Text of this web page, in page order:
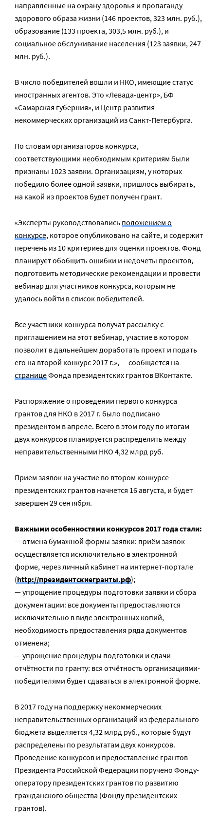
направленные на охрану здоровья и пропаганду
здорового образа жизни (146 проектов, 323 млн. руб.),
образование (133 проекта, 303,5 млн. руб.), и
социальное обслуживание населения (123 заявки, 247
млн. руб.).
В число победителей вошли и НКО, имеющие статус
иностранных агентов. Это «Левада-центр», БФ
«Самарская губерния», и Центр развития
некоммерческих организаций из Санкт-Петербурга.
По словам организаторов конкурса,
соответствующими необходимым критериям были
признаны 1023 заявки. Организациям, у которых
победило более одной заявки, пришлось выбирать,
на какой из проектов будет получен грант.
«Эксперты руководствовалисьположением о
конкурсе, которое опубликовано на сайте, и содержит
перечень из 10 критериев для оценки проектов. Фонд
планирует обобщить ошибки и недочеты проектов,
подготовить методические рекомендации и провести
вебинар для участников конкурса, которым не
удалось войти в список победителей.
Все участники конкурса получат рассылку с
приглашением на этот вебинар, участие в котором
позволит в дальнейшем доработать проект и подать
его на второй конкурс 2017 г.», — сообщается на
страницеФонда президентских грантов ВКонтакте.
Распоряжение о проведении первого конкурса
грантов для НКО в 2017 г. было подписано
президентом в апреле. Всего в этом году по итогам
двух конкурсов планируется распределить между
неправительственными НКО 4,32 млрд руб.
Прием заявок на участие во втором конкурсе
президентских грантов начнется 16 августа, и будет
завершен 29 сентября.
Важными особенностями конкурсов 2017 года стали:
— отмена бумажной формы заявки: приём заявок
осуществляется исключительно в электронной
форме, через личный кабинет на интернет-портале
(http://президентскиегранты.рф);
— упрощение процедуры подготовки заявки и сбора
документации: все документы предоставляются
исключительно в виде электронных копий,
необходимость предоставления ряда документов
отменена;
— упрощение процедуры подготовки и сдачи
отчётности по гранту: вся отчётность организациями-
победителями будет сдаваться в электронной форме.
В 2017 году на поддержку некоммерческих
неправительственных организаций из федерального
бюджета выделяется 4,32 млрд руб., которые будут
распределены по результатам двух конкурсов.
Проведение конкурсов и предоставление грантов
Президента Российской Федерации поручено Фонду-
оператору президентских грантов по развитию
гражданского общества (Фонду президентских
грантов).